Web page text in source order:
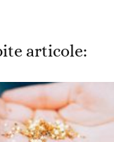
articole: